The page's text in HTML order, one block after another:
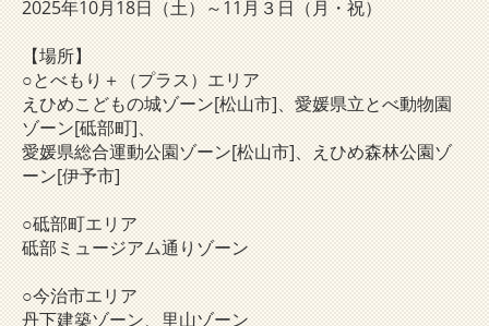
2025年10月18日（土）～11月３日（月・祝）
【場所】
○とべもり＋（プラス）エリア
えひめこどもの城ゾーン[松山市]、愛媛県立とべ動物園
ゾーン[砥部町]、
愛媛県総合運動公園ゾーン[松山市]、えひめ森林公園ゾ
ーン[伊予市]
○砥部町エリア
砥部ミュージアム通りゾーン
○今治市エリア
丹下建築ゾーン、里山ゾーン